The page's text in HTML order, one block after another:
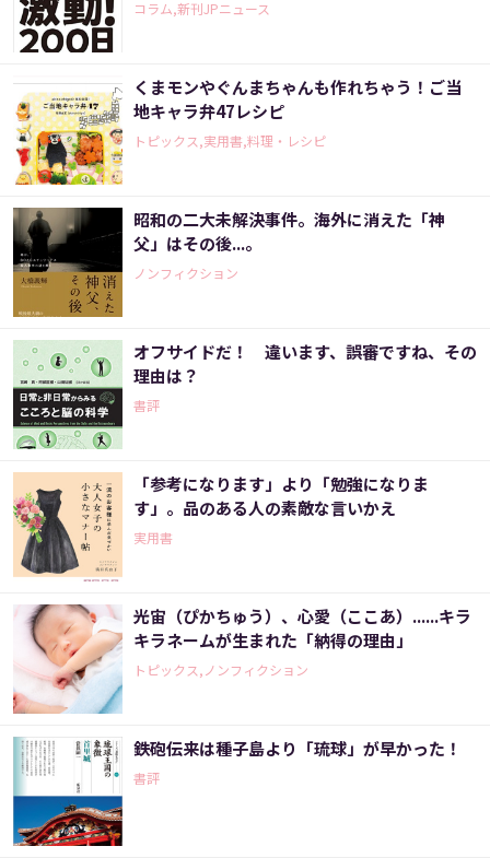
コラム,新刊JPニュース
くまモンやぐんまちゃんも作れちゃう！ご当
地キャラ弁47レシピ
トピックス,実用書,料理・レシピ
昭和の二大未解決事件。海外に消えた「神
父」はその後...。
ノンフィクション
オフサイドだ！ 違います、誤審ですね、その
理由は？
書評
「参考になります」より「勉強になりま
す」。品のある人の素敵な言いかえ
実用書
光宙（ぴかちゅう）、心愛（ここあ）......キラ
キラネームが生まれた「納得の理由」
トピックス,ノンフィクション
鉄砲伝来は種子島より「琉球」が早かった！
書評